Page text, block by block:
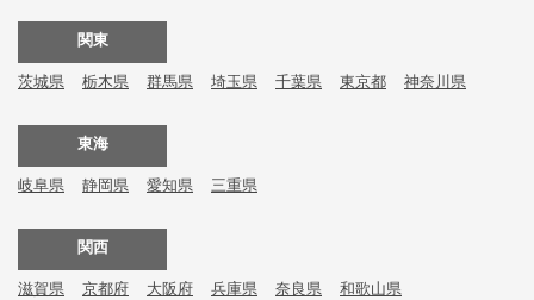
関東
茨城県 栃木県 群馬県 埼玉県 千葉県 東京都 神奈川県
東海
岐阜県 静岡県 愛知県 三重県
関西
滋賀県 京都府 大阪府 兵庫県 奈良県 和歌山県